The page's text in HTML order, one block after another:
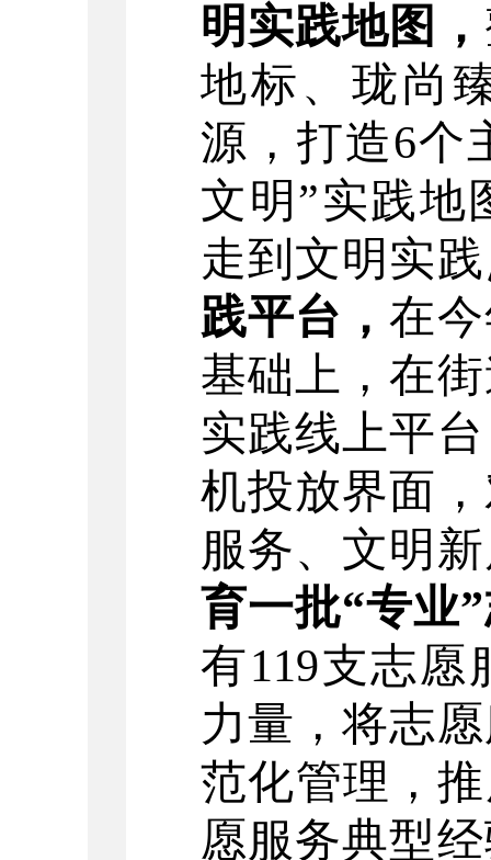
明实践地图 ，
地标、 珑尚
源， 打造6个
文明 ”实践地
走到文明实
践平台 ，在
基础上，在
实践线上平台
机投放界面，
服务、文明
育一批“专业”
有119支志愿
力量，将志
范化管理 ，
愿服务典型